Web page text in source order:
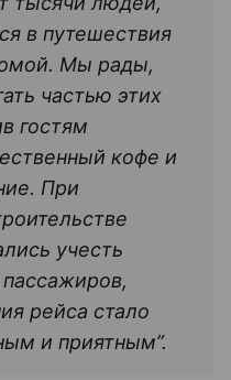
в путешествия
Мы рады,
частью этих
гостям
кофе и
При
учесть
рейса стало
и приятным”.